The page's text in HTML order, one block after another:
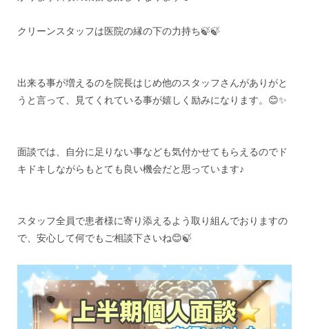
クリーンスタッフは医院の縁の下の力持ち🍃🍃
出来る事が増えるのを院長はじめ他のスタッフさんがありがと
うと言って、見てくれている事が嬉しく励みになります。😊✨
面談では、自分に足りない事なども気付かせてもらえるのでド
キドキしながらもとても良い機会だと思っています♪
スタッフ全員で患者様に寄り添えるよう取り組んでおりますの
で、安心して何でもご相談下さいね😊🍃